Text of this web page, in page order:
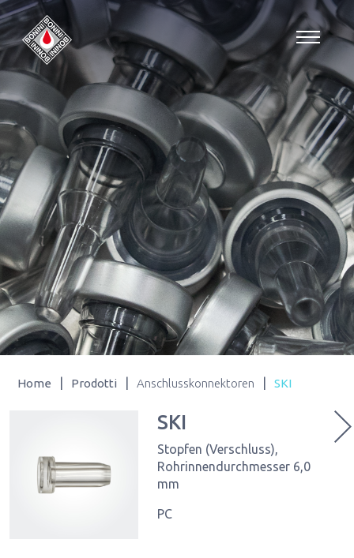
Home Prodotti Anschlusskonnektoren SKI
SKI
Stopfen (Verschluss),
Rohrinnendurchmesser 6,0
mm
PC